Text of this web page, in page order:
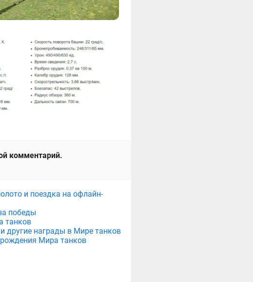
комментарий.
и поездка на офлайн-
победы
танков
другие награды в Мире танков
Мира танков